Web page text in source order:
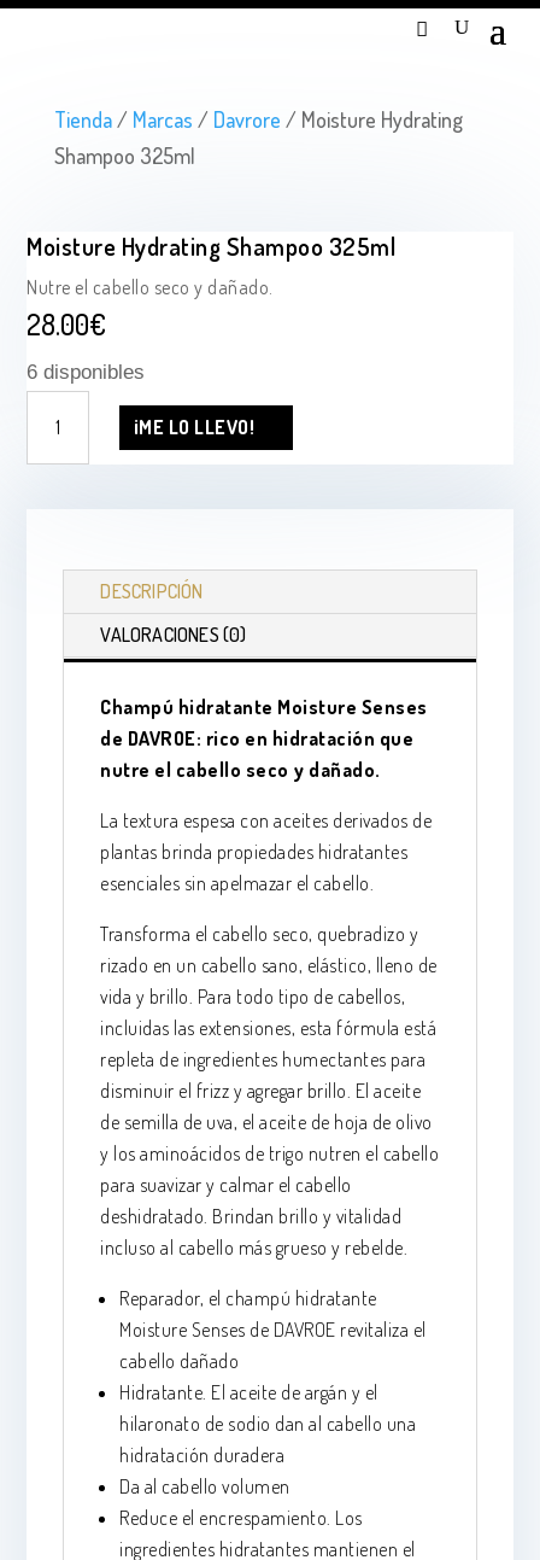
Tienda/ Marcas / Davrore / Moisture Hydrating
Shampoo 325ml
Moisture Hydrating Shampoo 325ml
Nutre el cabello seco y dañado.
28.00€
6 disponibles
¡ME LO LLEVO!
DESCRIPCIÓN
VALORACIONES (0)
Champú hidratante Moisture Senses
de DAVROE: rico en hidratación que
nutre el cabello seco y dañado.
La textura espesa con aceites derivados de
plantas brinda propiedades hidratantes
esenciales sin apelmazar el cabello.
Transforma el cabello seco, quebradizo y
rizado en un cabello sano, elástico, lleno de
vida y brillo. Para todo tipo de cabellos,
incluidas las extensiones, esta fórmula está
repleta de ingredientes humectantes para
disminuir el frizz y agregar brillo. El aceite
de semilla de uva, el aceite de hoja de olivo
y los aminoácidos de trigo nutren el cabello
para suavizar y calmar el cabello
deshidratado. Brindan brillo y vitalidad
incluso al cabello más grueso y rebelde.
Reparador, el champú hidratante
Moisture Senses de DAVROE revitaliza el
cabello dañado
Hidratante. El aceite de argán y el
hilaronato de sodio dan al cabello una
hidratación duradera
Da al cabello volumen
Reduce el encrespamiento. Los
ingredientes hidratantes mantienen el